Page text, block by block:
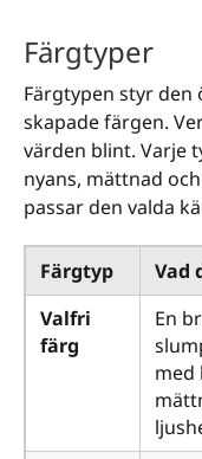
Färgtyper
Färgtypen styr den
skapade färgen.
värden blint. Varje
nyans, mättnad
passar den valda
Färgtyp Vad
Valfri
färg
En
med